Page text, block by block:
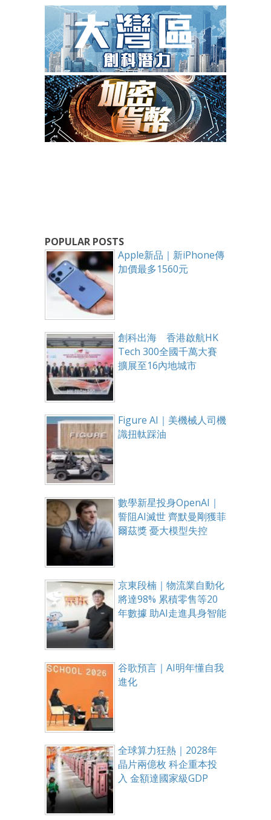
POPULAR POSTS
Apple新品｜新iPhone傳
加價最多1560元
創科出海 香港啟航HK
Tech 300全國千萬大賽
擴展至16內地城市
Figure AI｜美機械人司機
識扭軚踩油
數學新星投身OpenAI｜
誓阻AI滅世 齊默曼剛獲菲
爾茲獎 憂大模型失控
京東段楠｜物流業自動化
將達98% 累積零售等20
年數據 助AI走進具身智能
谷歌預言｜AI明年懂自我
進化
全球算力狂熱｜2028年
晶片兩億枚 科企重本投
入 金額達國家級GDP